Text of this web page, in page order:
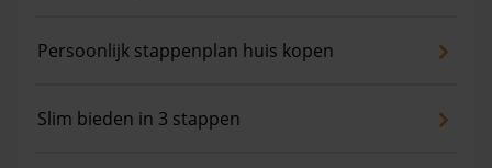
Persoonlijk stappenplan huis kopen
Slim bieden in 3 stappen